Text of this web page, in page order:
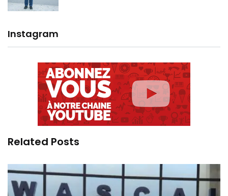
Instagram
Related Posts